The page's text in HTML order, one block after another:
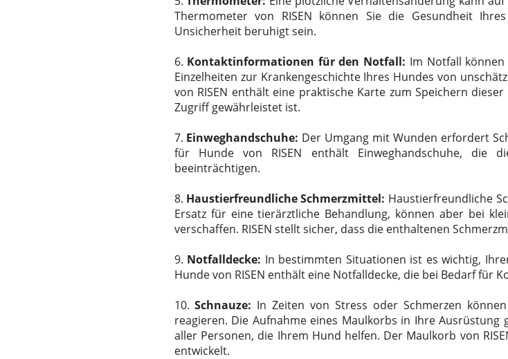
Thermometer von RISEN können Sie die Gesundheit
Unsicherheit beruhigt sein.
6. Kontaktinformationen für den Notfall: Im Notfall
Einzelheiten zur Krankengeschichte Ihres Hundes von
von RISEN enthält eine praktische Karte zum Speichern
Zugriff gewährleistet ist.
7. Einweghandschuhe: Der Umgang mit Wunden erfordert
für Hunde von RISEN enthält Einweghandschuhe, die
beeinträchtigen.
8. Haustierfreundliche Schmerzmittel: Haustierfreundliche
Ersatz für eine tierärztliche Behandlung, können aber bei
verschaffen. RISEN stellt sicher, dass die enthaltenen
9. Notfalldecke: In bestimmten Situationen ist es wichtig,
Hunde von RISEN enthält eine Notfalldecke, die bei Bedarf für
10. Schnauze: In Zeiten von Stress oder Schmerzen
reagieren. Die Aufnahme eines Maulkorbs in Ihre
aller Personen, die Ihrem Hund helfen. Der Maulkorb von
entwickelt.